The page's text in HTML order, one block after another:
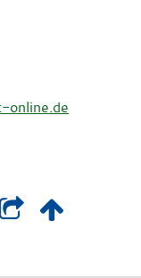
online.de